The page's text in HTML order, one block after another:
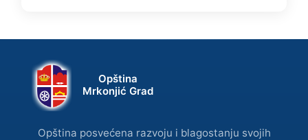
Opština
Mrkonjić Grad
Opština posvećena razvoju i blagostanju svojih